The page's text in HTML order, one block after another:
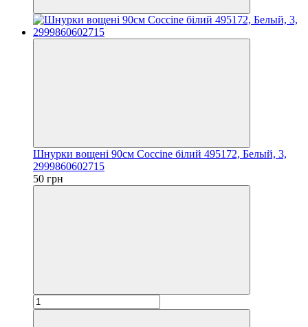
Шнурки вощені 90см Coccine білий 495172, Белый, 3,
2999860602715
50 грн